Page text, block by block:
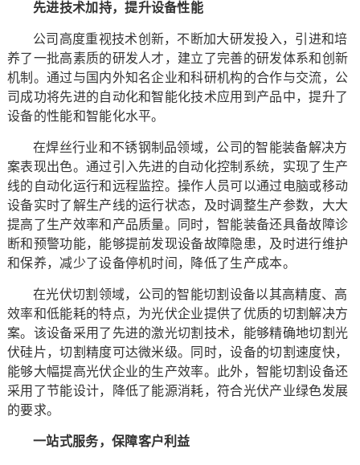
先进技术加持，提升设备性能
公司高度重视技术创新，不断加大研发投入，引进和培
养了一批高素质的研发人才，建立了完善的研发体系和创新
机制。通过与国内外知名企业和科研机构的合作与交流，公
司成功将先进的自动化和智能化技术应用到产品中，提升了
设备的性能和智能化水平。
在焊丝行业和不锈钢制品领域，公司的智能装备解决方
案表现出色。通过引入先进的自动化控制系统，实现了生产
线的自动化运行和远程监控。操作人员可以通过电脑或移动
设备实时了解生产线的运行状态，及时调整生产参数，大大
提高了生产效率和产品质量。同时，智能装备还具备故障诊
断和预警功能，能够提前发现设备故障隐患，及时进行维护
和保养，减少了设备停机时间，降低了生产成本。
在光伏切割领域，公司的智能切割设备以其高精度、高
效率和低能耗的特点，为光伏企业提供了优质的切割解决方
案。该设备采用了先进的激光切割技术，能够精确地切割光
伏硅片，切割精度可达微米级。同时，设备的切割速度快，
能够大幅提高光伏企业的生产效率。此外，智能切割设备还
采用了节能设计，降低了能源消耗，符合光伏产业绿色发展
的要求。
一站式服务，保障客户利益